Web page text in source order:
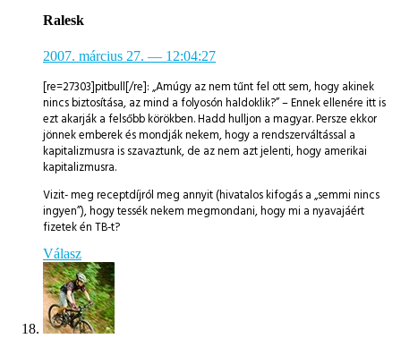
Ralesk
2007. március 27. — 12:04:27
[re=27303]pitbull[/re]: „Amúgy az nem tűnt fel ott sem, hogy akinek
nincs biztosítása, az mind a folyosón haldoklik?” – Ennek ellenére itt is
ezt akarják a felsőbb körökben. Hadd hulljon a magyar. Persze ekkor
jönnek emberek és mondják nekem, hogy a rendszerváltással a
kapitalizmusra is szavaztunk, de az nem azt jelenti, hogy amerikai
kapitalizmusra.
Vizit- meg receptdíjról meg annyit (hivatalos kifogás a „semmi nincs
ingyen”), hogy tessék nekem megmondani, hogy mi a nyavajáért
fizetek én TB-t?
Válasz